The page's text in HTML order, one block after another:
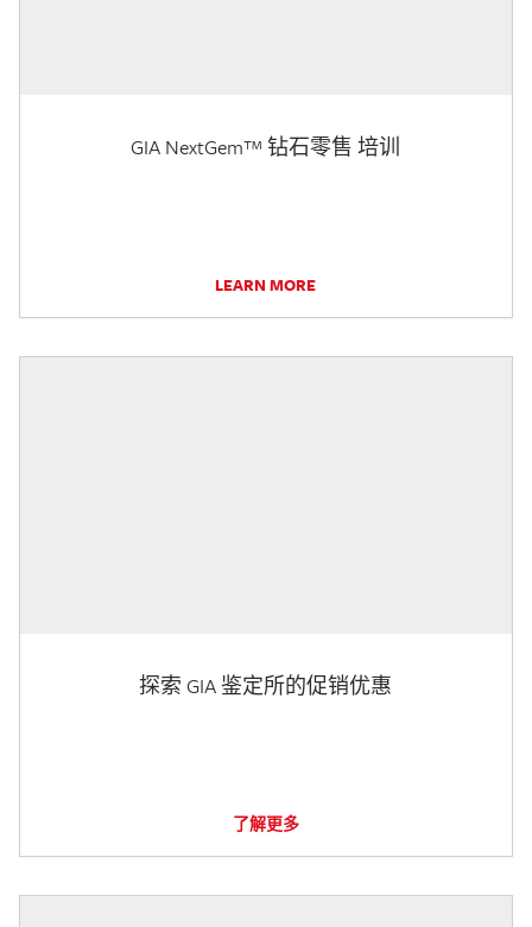
GIA NextGem™ 钻石零售 培训
LEARN MORE
探索 GIA 鉴定所的促销优惠
了解更多